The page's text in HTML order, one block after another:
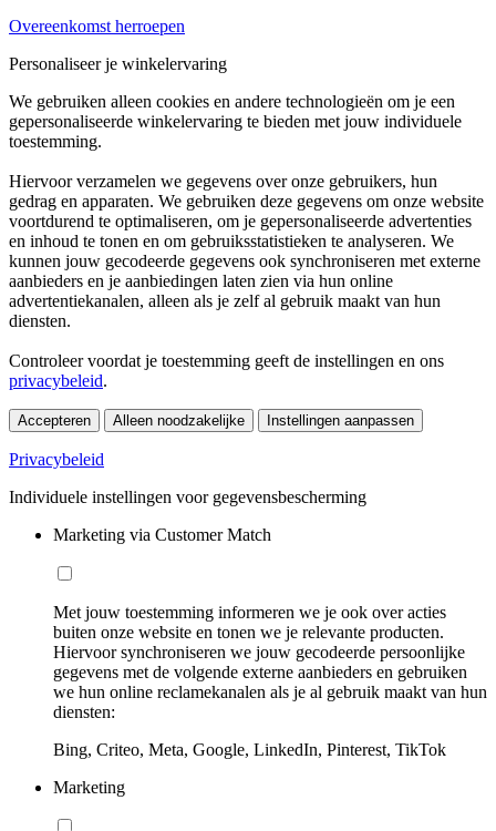
Overeenkomst herroepen
Personaliseer je winkelervaring
We gebruiken alleen cookies en andere technologieën om je een
gepersonaliseerde winkelervaring te bieden met jouw individuele
toestemming.
Hiervoor verzamelen we gegevens over onze gebruikers, hun
gedrag en apparaten. We gebruiken deze gegevens om onze website
voortdurend te optimaliseren, om je gepersonaliseerde advertenties
en inhoud te tonen en om gebruiksstatistieken te analyseren. We
kunnen jouw gecodeerde gegevens ook synchroniseren met externe
aanbieders en je aanbiedingen laten zien via hun online
advertentiekanalen, alleen als je zelf al gebruik maakt van hun
diensten.
Controleer voordat je toestemming geeft de instellingen en ons
privacybeleid.
Accepteren Alleen noodzakelijke Instellingen aanpassen
Privacybeleid
Individuele instellingen voor gegevensbescherming
Marketing via Customer Match
Met jouw toestemming informeren we je ook over acties
buiten onze website en tonen we je relevante producten.
Hiervoor synchroniseren we jouw gecodeerde persoonlijke
gegevens met de volgende externe aanbieders en gebruiken
we hun online reclamekanalen als je al gebruik maakt van hun
diensten:
Bing, Criteo, Meta, Google, LinkedIn, Pinterest, TikTok
Marketing